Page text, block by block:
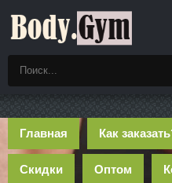
Главная Как
Скидки Оптом